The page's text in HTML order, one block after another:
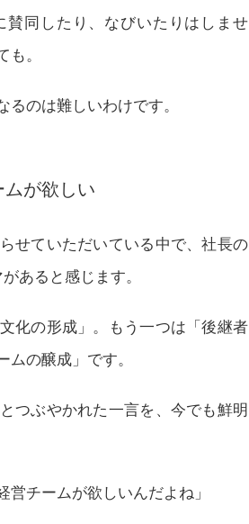
賛同したり、なびいたりはしませ
。
のは難しいわけです。
が欲しい
せていただいている中で、社長の
あると感じます。
化の形成」。もう一つは「後継者
の醸成」です。
つぶやかれた一言を、今でも鮮明
営チームが欲しいんだよね」